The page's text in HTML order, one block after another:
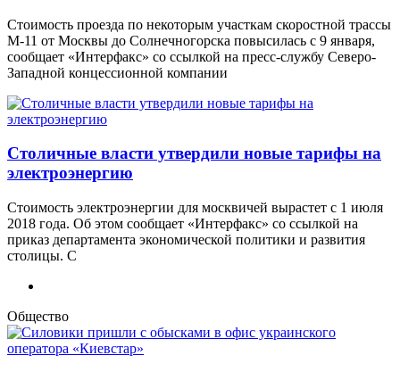
Стоимость проезда по некоторым участкам скоростной трассы
М-11 от Москвы до Солнечногорска повысилась с 9 января,
сообщает «Интерфакс» со ссылкой на пресс-службу Северо-
Западной концессионной компании
Столичные власти утвердили новые тарифы на
электроэнергию
Стоимость электроэнергии для москвичей вырастет с 1 июля
2018 года. Об этом сообщает «Интерфакс» со ссылкой на
приказ департамента экономической политики и развития
столицы. С
Общество